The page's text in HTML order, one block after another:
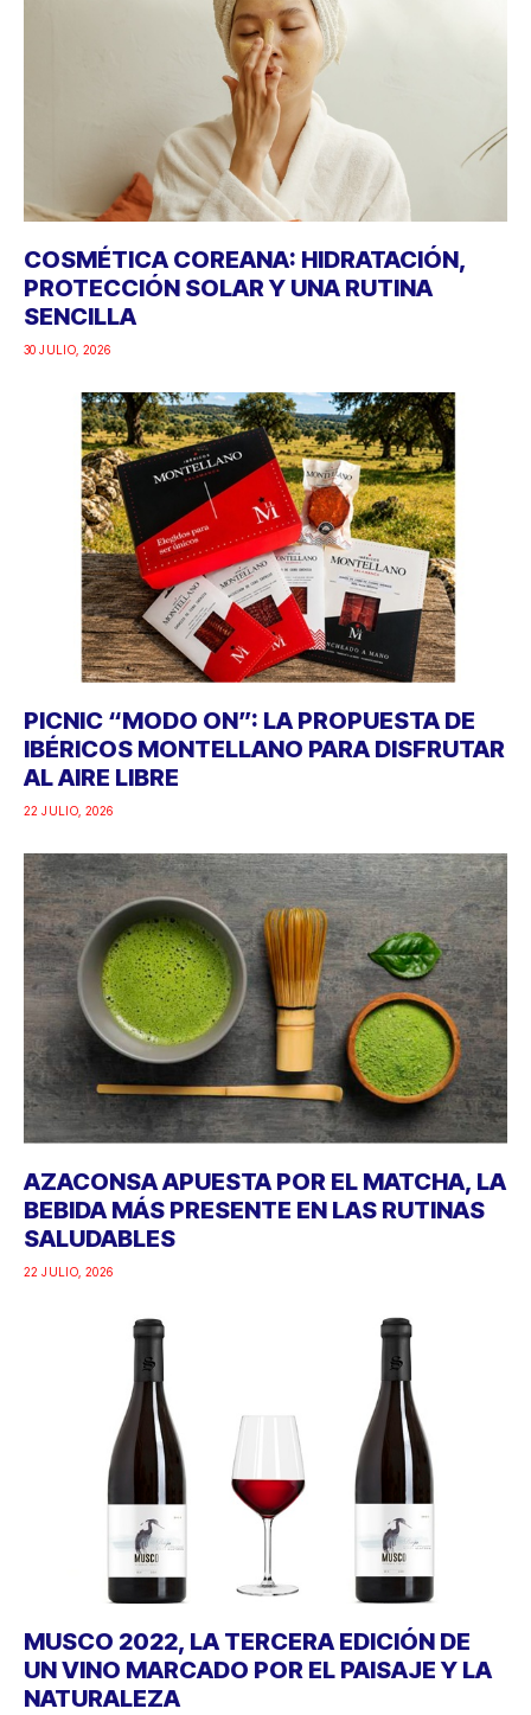
COSMÉTICA COREANA: HIDRATACIÓN,
PROTECCIÓN SOLAR Y UNA RUTINA
SENCILLA
30 JULIO, 2026
PICNIC “MODO ON”: LA PROPUESTA DE
IBÉRICOS MONTELLANO PARA DISFRUTAR
AL AIRE LIBRE
22 JULIO, 2026
AZACONSA APUESTA POR EL MATCHA, LA
BEBIDA MÁS PRESENTE EN LAS RUTINAS
SALUDABLES
22 JULIO, 2026
MUSCO 2022, LA TERCERA EDICIÓN DE
UN VINO MARCADO POR EL PAISAJE Y LA
NATURALEZA